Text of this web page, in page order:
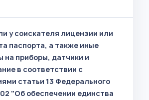
у соискателя лицензии или
паспорта, а также иные
на приборы, датчики и
в соответствии с
статьи 13 Федерального
"Об обеспечении единства